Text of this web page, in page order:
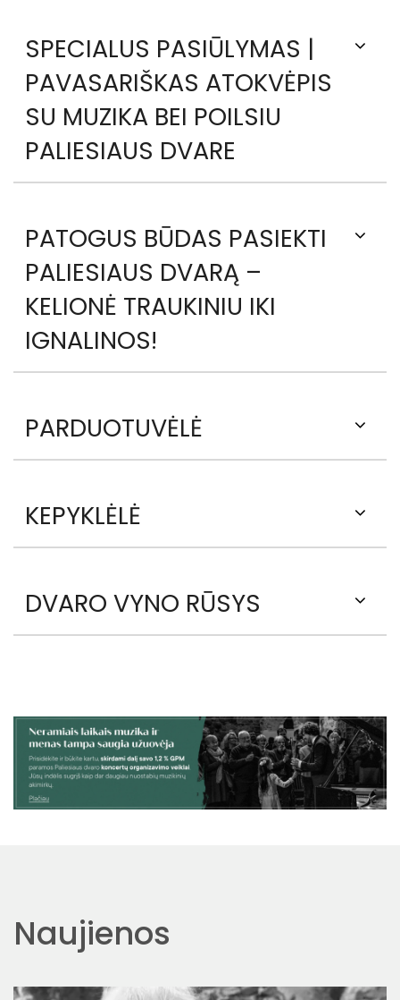
SPECIALUS PASIŪLYMAS |
PAVASARIŠKAS ATOKVĖPIS
SU MUZIKA BEI POILSIU
PALIESIAUS DVARE
PATOGUS BŪDAS PASIEKTI
PALIESIAUS DVARĄ –
KELIONĖ TRAUKINIU IKI
IGNALINOS!
PARDUOTUVĖLĖ
KEPYKLĖLĖ
DVARO VYNO RŪSYS
Naujienos